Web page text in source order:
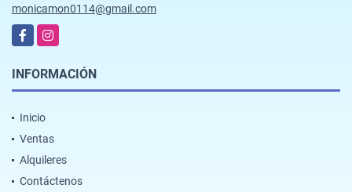
monicamon0114@gmail.com
FacebookInstagram
INFORMACIÓN
Inicio
Ventas
Alquileres
Contáctenos